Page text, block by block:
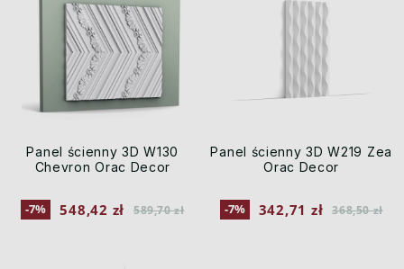
Panel ścienny 3D W130
Chevron Orac Decor
-7% 548,42 zł 589,70 zł
Panel ścienny 3D W219 Zea
Orac Decor
-7% 342,71 zł 368,50 zł